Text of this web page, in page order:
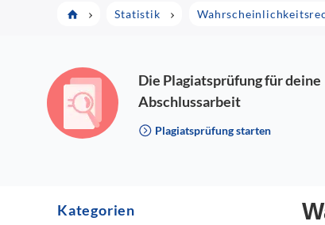
Statistik
Die Plagiatsprüfung für deine
Abschlussarbeit
Plagiatsprüfung starten
Kategorien